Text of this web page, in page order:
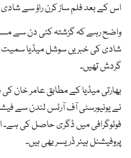
اس کے بعد فلم ساز کرن راؤ سے
واضح رہے کہ گزشتہ کئی دن سے
شادی کی خبریں سوشل میڈیا سمیت
گردش تھیں۔
بھارتی میڈیا کے مطابق عامر خان
نے یونیورسٹی آف آرٹس لندن سے
فوٹوگرافی میں ڈگری حاصل کی ہے۔
پروفیشنل ہیئر ڈریسر بھی ہیں۔